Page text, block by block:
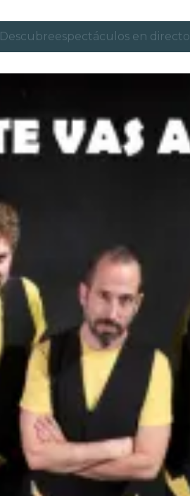
Descubreespectáculos en directo
Londres
experiencias y ciudades
recorridos por la ciudad
conciertos
restaurantes